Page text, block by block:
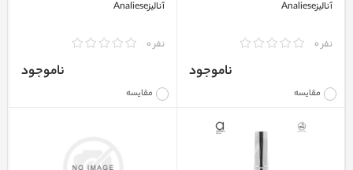
آنالیزAnaliese
نفر 0
مقایسه
ناموجود
آنالیزAnaliese
نفر 0
مقایسه
ناموجود